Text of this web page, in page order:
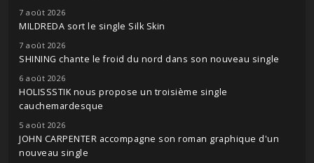
7 août 2026
MILDREDA sort le single Silk Skin
7 août 2026
SHINING chante le froid du nord dans son nouveau single
6 août 2026
HOLISSSTIK nous propose un troisième single
cauchemardesque
5 août 2026
JOHN CARPENTER accompagne son roman graphique d'un
nouveau single